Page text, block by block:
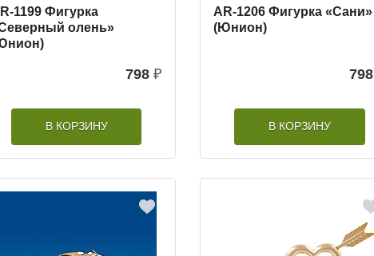
1199 Фигурка
олень»
798 ₽
В КОРЗИНУ
AR-1206 Фигурка «Сани»
(Юнион)
798
В КОРЗИНУ